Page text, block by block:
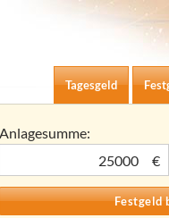
Zinsen berechnen
Zum Inhalt springen
Tagesgeld
Anlagesumme:
€